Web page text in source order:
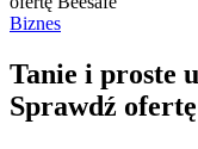
Biznes
Tanie i proste
Sprawdź